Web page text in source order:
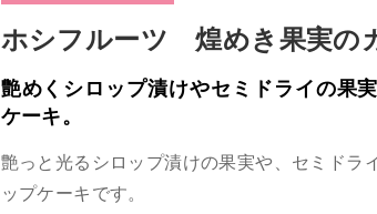
ホシフルーツ 煌めき果実の
艶めくシロップ漬けやセミドライの果
ケーキ。
艶っと光るシロップ漬けの果実や、セミドラ
ップケーキです。